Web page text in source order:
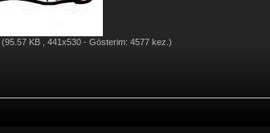
(95.57 KB , 441x530 - Gösterim: 4577 kez.)